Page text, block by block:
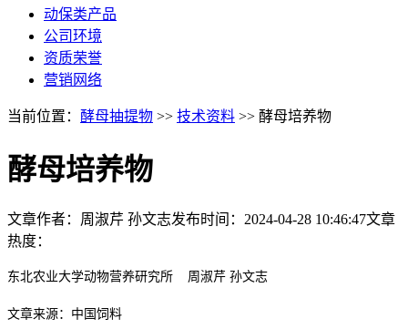
动保类产品
公司环境
资质荣誉
营销网络
当前位置： 酵母抽提物 >> 技术资料 >> 酵母培养物
酵母培养物
文章作者：周淑芹 孙文志发布时间： 2024-04-28 10:46:47文章
热度：
东北农业大学动物营养研究所 周淑芹 孙文志
文章来源：中国饲料